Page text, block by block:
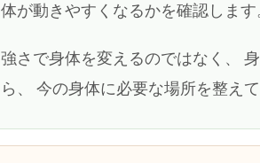
体が動きやすくなるかを確認します
強さで身体を変えるのではなく、
ら、 今の身体に必要な場所を整えて